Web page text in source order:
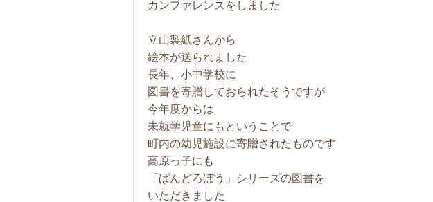
カンファレンスをしました
立山製紙さんから
絵本が送られました
長年、小中学校に
図書を寄贈しておられたそうですが
今年度からは
未就学児童にもということで
町内の幼児施設に寄贈されたものです
高原っ子にも
「ぱんどろぼう」シリーズの図書を
いただきました